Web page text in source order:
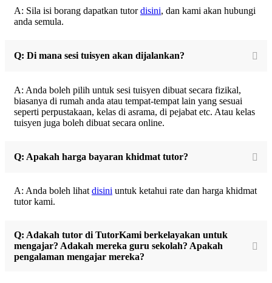
A: Sila isi borang dapatkan tutordisini, dan kami akan hubungi
anda semula.
Q: Di mana sesi tuisyen akan dijalankan?
A: Anda boleh pilih untuk sesi tuisyen dibuat secara fizikal,
biasanya di rumah anda atau tempat-tempat lain yang sesuai
seperti perpustakaan, kelas di asrama, di pejabat etc. Atau kelas
tuisyen juga boleh dibuat secara online.
Q: Apakah harga bayaran khidmat tutor?
A: Anda boleh lihat disini untuk ketahui rate dan harga khidmat
tutor kami.
Q: Adakah tutor di TutorKami berkelayakan untuk
mengajar? Adakah mereka guru sekolah? Apakah
pengalaman mengajar mereka?